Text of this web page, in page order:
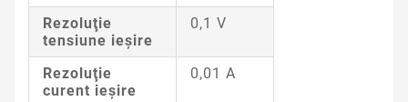
Rezoluţie
tensiune ieşire
0,1 V
Rezoluţie
curent ieşire
0,01 A